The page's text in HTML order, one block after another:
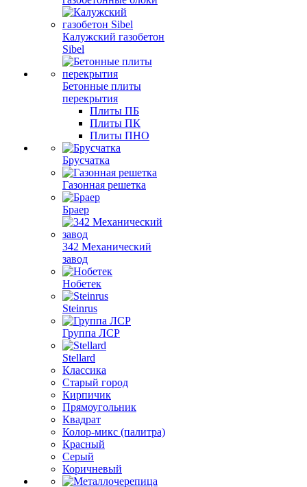
Калужский газобетон
Sibel
Бетонные плиты
перекрытия
Плиты ПБ
Плиты ПК
Плиты ПНО
Брусчатка
Газонная решетка
Браер
342 Механический
завод
Нобетек
Steinrus
Группа ЛСР
Stellard
Классика
Старый город
Кирпичик
Прямоугольник
Квадрат
Колор-микс (палитра)
Красный
Серый
Коричневый